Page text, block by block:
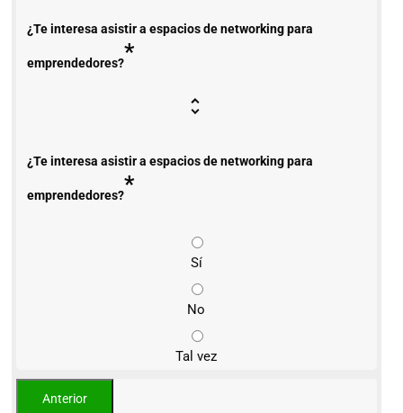
¿Te interesa asistir a espacios de networking para
emprendedores?*
¿Te interesa asistir a espacios de networking para
emprendedores?*
Sí
No
Tal vez